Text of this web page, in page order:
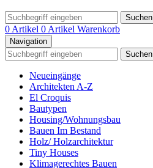
Suchen
0 Artikel 0 Artikel Warenkorb
Navigation
Suchen
Neueingänge
Architekten A-Z
El Croquis
Bautypen
Housing/Wohnungsbau
Bauen Im Bestand
Holz/ Holzarchitektur
Tiny Houses
Klimagerechtes Bauen